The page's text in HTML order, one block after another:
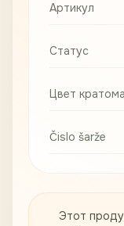
Этот
Артикул
Статус
Цвет кратома
Čislo šarže